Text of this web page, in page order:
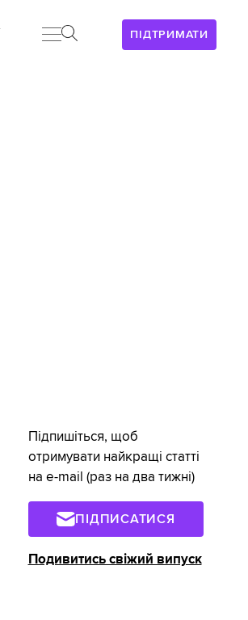
ПІДТРИМАТИ
Підпишіться, щоб
отримувати найкращі статті
на e-mail (раз на два тижні)
ПІДПИСАТИСЯ
Подивитись свіжий випуск